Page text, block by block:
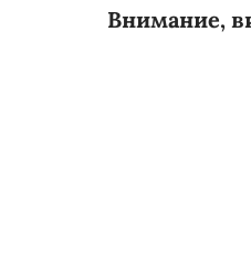
Внимание,